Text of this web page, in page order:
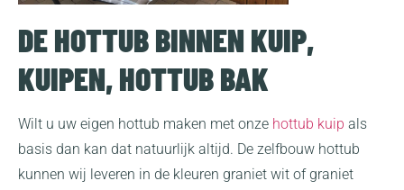
DE HOTTUB BINNEN KUIP,
KUIPEN, HOTTUB BAK
Wilt u uw eigen hottub maken met onze hottub kuip als
basis dan kan dat natuurlijk altijd. De zelfbouw hottub
kunnen wij leveren in de kleuren graniet wit of graniet